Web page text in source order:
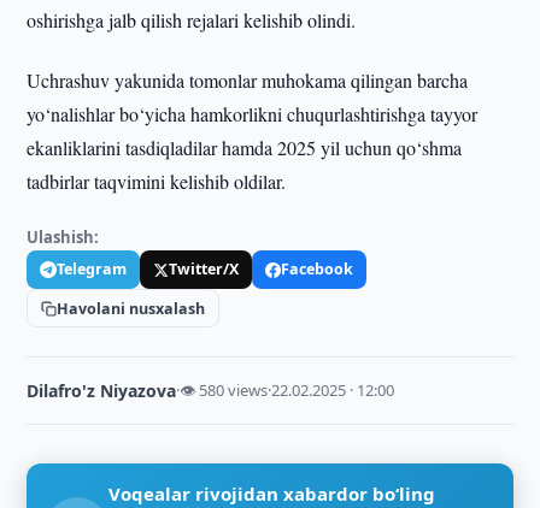
oshirishga jalb qilish rejalari kelishib olindi.
Uchrashuv yakunida tomonlar muhokama qilingan barcha
yo‘nalishlar bo‘yicha hamkorlikni chuqurlashtirishga tayyor
ekanliklarini tasdiqladilar hamda 2025 yil uchun qo‘shma
tadbirlar taqvimini kelishib oldilar.
Ulashish:
Telegram Twitter/X
Facebook
Havolani nusxalash
Dilafro'z Niyazova·👁 580 views·22.02.2025 · 12:00
Voqealar rivojidan xabardor bo‘ling